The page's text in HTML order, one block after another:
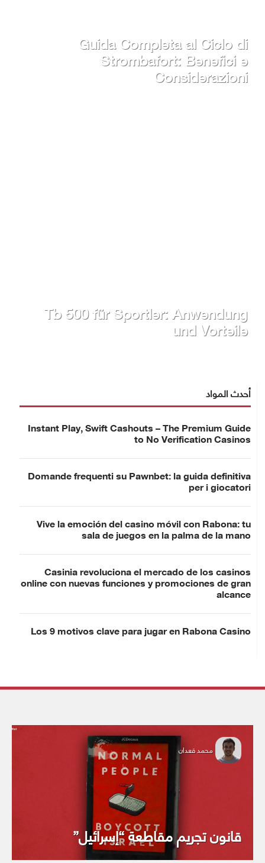
Guida Completa al Ciclo di
Strombafort: Benefici e
Considerazioni
Tb 500 für Sportler: Anwendung
und Vorteile
أحدث المواد
Instant Play, Swift Cashouts – The Premium Guide
to No Verification Casinos
Domande frequenti su Pawnbet: la guida definitiva
per i giocatori
Vive la emoción del casino móvil con Rabona: tu
sala de juegos en la palma de la mano
Casinia revoluciona el mercado de los casinos
online con nuevas funciones y promociones de gran
alcance
Los 9 motivos clave para jugar en Rabona Casino
محمد قعدان
قانون تجريم مقاطعة “إسرائيل”